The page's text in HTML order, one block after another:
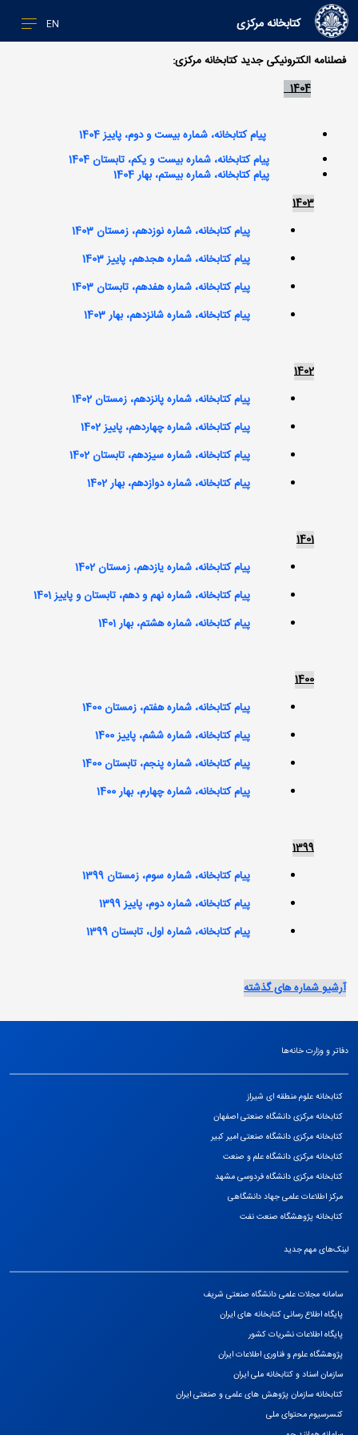
EN کتابخانه مرکزی
فصلنامه الکترونیکی جدید کتابخانه مرکزی:
1404
پيام كتابخانه، شماره بيست و دوم، پاييز 1404​​​​​​​
پيام كتابخانه، شماره بيست و يكم، تابستان 1404
پيام كتابخانه، شماره بيستم، بهار 1404
​​​​​​​1403
​​​پيام كتابخانه، شماره نوزدهم، زمستان 1403
​​​​​​​پيام كتابخانه، شماره هجدهم، پاييز 1403
پيام كتابخانه، شماره هفدهم، تابستان 1403
پیام کتابخانه، شماره شانزدهم، بهار 1403
1402
پیام کتابخانه، شماره پانزدهم، زمستان 1402
پیام کتابخانه، شماره چهاردهم، پاییز 1402
پیام کتابخانه، شماره سیزدهم، تابستان 1402
پیام کتابخانه، شماره دوازدهم، بهار 1402
1401
پیام کتابخانه، شماره یازدهم، زمستان 1402
پیام کتابخانه، شماره نهم و دهم، تابستان و پاییز 1401
پیام کتابخانه، شماره هشتم، بهار 1401
1400
پیام کتابخانه، شماره هفتم، زمستان 1400
پیام کتابخانه، شماره ششم، پاییز 1400
پیام کتابخانه، شماره پنجم، تابستان 1400
پیام کتابخانه، شماره چهارم، بهار 1400
1399
پیام کتابخانه، شماره سوم، زمستان 1399
پیام کتابخانه، شماره دوم، پاییز 1399
پیام کتابخانه، شماره اول، تابستان 1399
آرشیو شماره های گذشته
دفاتر و وزارت خانه‌ها
کتابخانه علوم منطقه ای شیراز
کتابخانه مرکزی دانشگاه صنعتی اصفهان
کتابخانه مرکزی دانشگاه صنعتی امیر کبیر
کتابخانه مرکزی دانشگاه علم و صنعت
کتابخانه مرکزی دانشگاه فردوسی مشهد
مرکز اطلاعات علمی جهاد دانشگاهی
كتابخانه پژوهشگاه صنعت نفت
لینک‌های مهم جدید
سامانه مجلات علمی دانشگاه صنعتی شریف
پایگاه اطلاع رسانی کتابخانه های ایران
پایگاه اطلاعات نشریات کشور
پژوهشگاه علوم و فناوری اطلاعات ایران
سازمان اسناد و کتابخانه ملی ایران
کتابخانه سازمان پژوهش های علمی و صنعتی ایران
کنسرسیوم محتوای ملی